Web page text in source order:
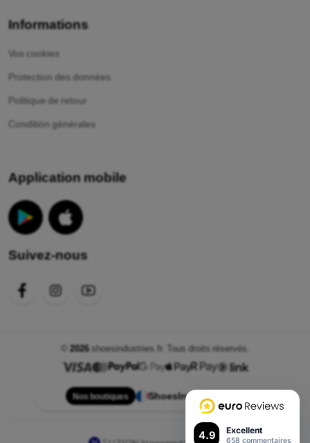
4.9 Excellent
658 commentaires
Informations
Vos cookies
Protection des données
Politique de retour
Conditión générales
Application mobile
Suivez-nous
2026shoesindustries.fr. Tous droits réservés.
Nos boutiques ShoesIndustries.fr